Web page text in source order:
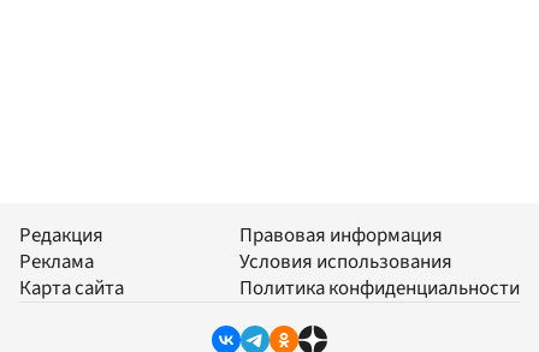
Редакция
Реклама
Карта сайта
Правовая информация
Условия использования
Политика конфиденциальности